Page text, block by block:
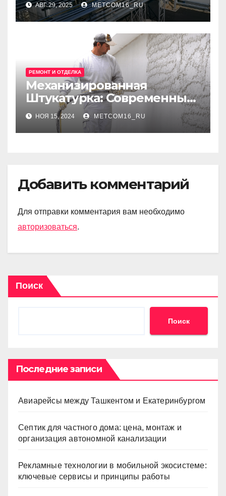
инженерных решений
АВГ 29, 2025 METCOM16_RU
РЕМОНТ И ОТДЕЛКА
Механизированная
Штукатурка: Современные
Технологии для
Идеальных Стен
НОЯ 15, 2024 METCOM16_RU
Добавить комментарий
Для отправки комментария вам необходимо
авторизоваться.
Поиск
Поиск
Последние записи
Авиарейсы между Ташкентом и Екатеринбургом
Септик для частного дома: цена, монтаж и
организация автономной канализации
Рекламные технологии в мобильной экосистеме:
ключевые сервисы и принципы работы